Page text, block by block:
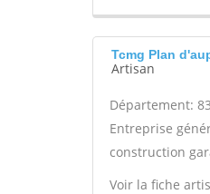
Tcmg Plan
Artisan
Département: 83
Entreprise
construction
Voir la fiche